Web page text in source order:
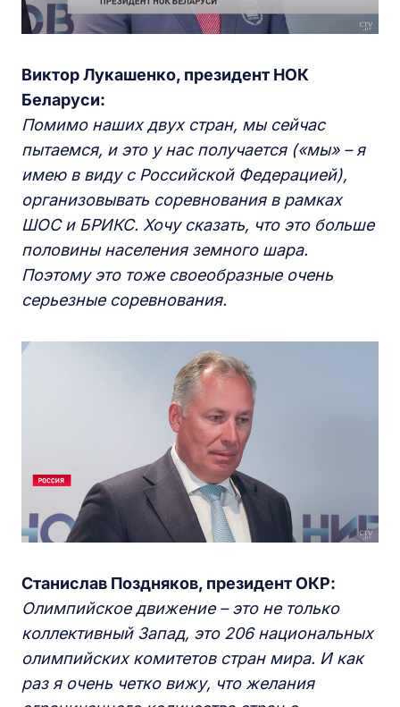
Виктор Лукашенко, президент НОК
Беларуси:
Помимо наших двух стран, мы сейчас
пытаемся, и это у нас получается («мы» – я
имею в виду с Российской Федерацией),
организовывать соревнования в рамках
ШОС и БРИКС. Хочу сказать, что это больше
половины населения земного шара.
Поэтому это тоже своеобразные очень
серьезные соревнования.
Станислав Поздняков, президент ОКР:
Олимпийское движение – это не только
коллективный Запад, это 206 национальных
олимпийских комитетов стран мира. И как
раз я очень четко вижу, что желания